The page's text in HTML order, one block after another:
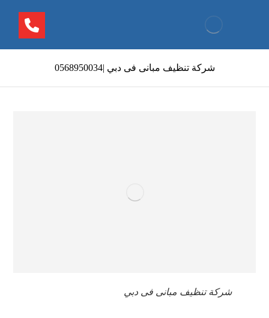
شركة تنظيف مبانى فى دبي |0568950034
شركة تنظيف مبانى فى دبي